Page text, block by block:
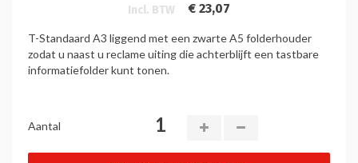
Incl. BTW € 23,07
T-Standaard A3 liggend met een zwarte A5 folderhouder
zodat u naast u reclame uiting die achterblijft een tastbare
informatiefolder kunt tonen.
Aantal